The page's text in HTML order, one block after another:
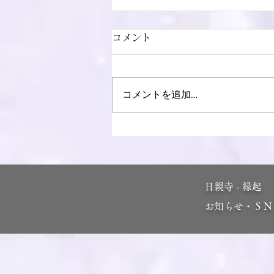
盂蘭盆施餓鬼法要を執り行な
コメント
コメントを追加…
日親寺 - 縁起
お知らせ・